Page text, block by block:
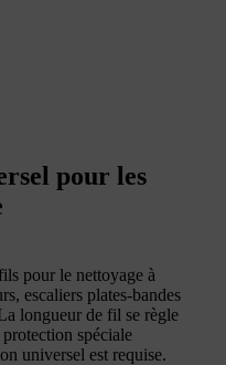
pour les
pour le nettoyage à
escaliers plates-bandes
longueur de fil se règle
spéciale
universel est requise.